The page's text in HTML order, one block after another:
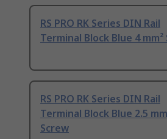
RS PRO RK Series DIN Rail
Terminal Block Blue 4 mm²
RS PRO RK Series DIN Rail
Terminal Block Blue 2.5
Screw